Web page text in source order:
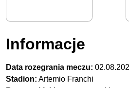
Informacje
Data rozegrania meczu:
Stadion: Artemio Franchi